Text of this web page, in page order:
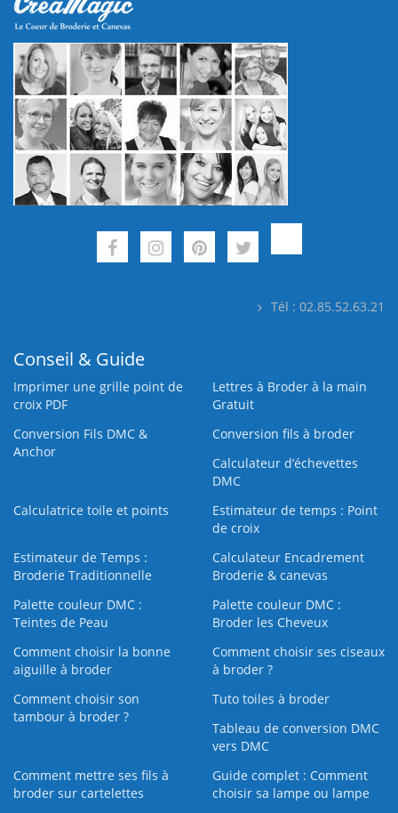
Tél : 02.85.52.63.21
Conseil & Guide
Imprimer une grille point de
croix PDF
Lettres à Broder à la main
Gratuit
Conversion Fils DMC &
Anchor
Conversion fils à broder
Calculateur d’échevettes
DMC
Calculatrice toile et points
Estimateur de temps : Point
de croix
Estimateur de Temps :
Broderie Traditionnelle
Calculateur Encadrement
Broderie & canevas
Palette couleur DMC :
Teintes de Peau
Palette couleur DMC :
Broder les Cheveux
Comment choisir la bonne
aiguille à broder
Comment choisir ses ciseaux
à broder ?
Comment choisir son
tambour à broder ?
Tuto toiles à broder
Tableau de conversion DMC
vers DMC
Comment mettre ses fils à
broder sur cartelettes
Guide complet : Comment
choisir sa lampe ou lampe